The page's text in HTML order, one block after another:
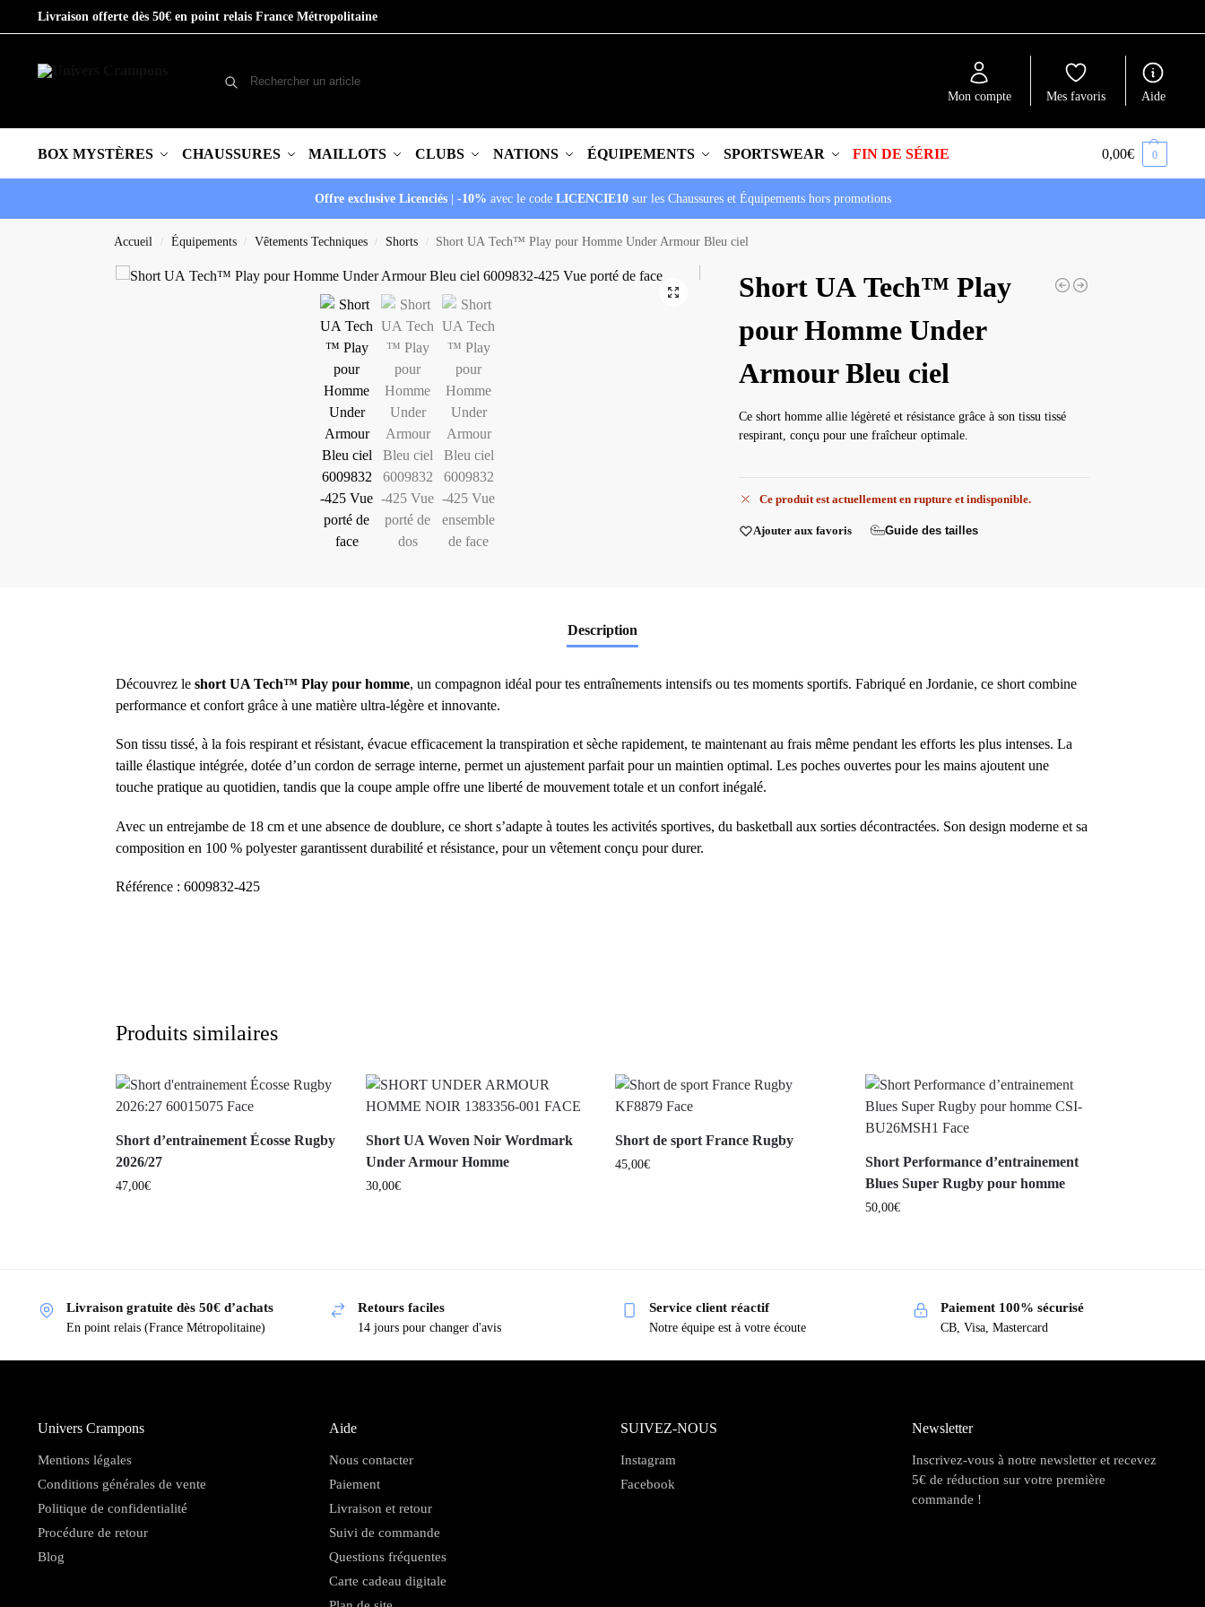
Livraison offerte dès 50€ en point relais France Métropolitaine
Mon compte Mes favoris Aide
BOX MYSTÈRES CHAUSSURES MAILLOTS CLUBS NATIONS ÉQUIPEMENTS SPORTSWEAR FIN DE SÉRIE 0,00€ 0
Offre exclusive Licenciés| -10% avec le code LICENCIE10sur les Chaussures et Équipements hors promotions
Accueil / Équipements / Vêtements Techniques / Shorts / Short UA Tech™ Play pour Homme Under Armour Bleu ciel
Short UA Tech™ Play
pour Homme Under
Armour Bleu ciel
Ce short homme allie légèreté et résistance grâce à son tissu tissé
respirant, conçu pour une fraîcheur optimale.
Ce produit est actuellement en rupture et indisponible.
Ajouter aux favoris Guide des tailles
Description
Découvrez le short UA Tech™ Play pour homme, un compagnon idéal pour tes entraînements intensifs ou tes moments sportifs. Fabriqué en Jordanie, ce short combine
performance et confort grâce à une matière ultra-légère et innovante.
Son tissu tissé, à la fois respirant et résistant, évacue efficacement la transpiration et sèche rapidement, te maintenant au frais même pendant les efforts les plus intenses. La
taille élastique intégrée, dotée d’un cordon de serrage interne, permet un ajustement parfait pour un maintien optimal. Les poches ouvertes pour les mains ajoutent une
touche pratique au quotidien, tandis que la coupe ample offre une liberté de mouvement totale et un confort inégalé.
Avec un entrejambe de 18 cm et une absence de doublure, ce short s’adapte à toutes les activités sportives, du basketball aux sorties décontractées. Son design moderne et sa
composition en 100 % polyester garantissent durabilité et résistance, pour un vêtement conçu pour durer.
Référence : 6009832-425
Produits similaires
Short d’entrainement Écosse Rugby
2026/27
47,00€
Short UA Woven Noir Wordmark
Under Armour Homme
30,00€
Short de sport France Rugby
45,00€
Short Performance d’entrainement
Blues Super Rugby pour homme
50,00€
Livraison gratuite dès 50€ d’achats
En point relais (France Métropolitaine)
Retours faciles
14 jours pour changer d'avis
Service client réactif
Notre équipe est à votre écoute
Paiement 100% sécurisé
CB, Visa, Mastercard
Univers Crampons
Mentions légales
Conditions générales de vente
Politique de confidentialité
Procédure de retour
Blog
Aide
Nous contacter
Paiement
Livraison et retour
Suivi de commande
Questions fréquentes
Carte cadeau digitale
SUIVEZ-NOUS
Instagram
Facebook
Newsletter
Inscrivez-vous à notre newsletter et recevez
5€ de réduction sur votre première
commande !